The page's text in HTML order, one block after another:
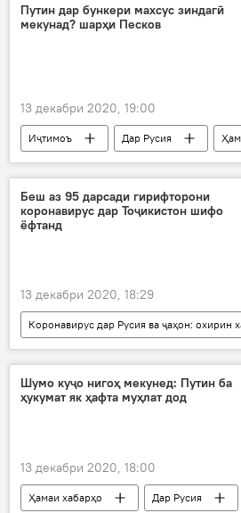
Путин дар бункери махсус зиндагӣ
мекунад? шарҳи Песков
13 декабри 2020, 19:00
Иҷтимоъ Дар Русия
Владимир Путин
Дмитрий Песков
Беш аз 95 дарсади гирифторони
коронавирус дар Тоҷикистон шифо
ёфтанд
13 декабри 2020, 18:29
Тандурустӣ
Ҳамаи хабарҳо
Дар Тоҷикистон
маризӣ
Шумо куҷо нигоҳ мекунед: Путин ба
ҳукумат як ҳафта муҳлат дод
13 декабри 2020, 18:00
Ҳамаи хабарҳо Дар Русия